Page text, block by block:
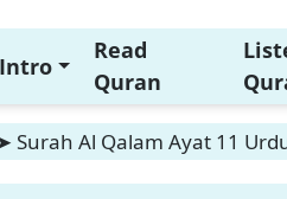
Intro
Read
Quran
Surah Al Qalam Ayat 11